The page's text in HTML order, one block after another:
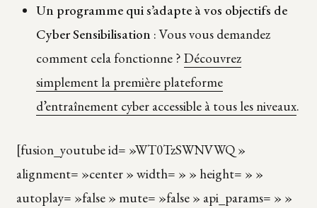
Un programme qui s’adapte à vos objectifs de
Cyber Sensibilisation : Vous vous demandez
comment cela fonctionne ? Découvrez
simplement la première plateforme
d’entraînement cyber accessible à tous les niveaux.
[fusion_youtube id= »WT0TzSWNVWQ »
alignment= »center » width= » » height= » »
autoplay= »false » mute= »false » api_params= » »